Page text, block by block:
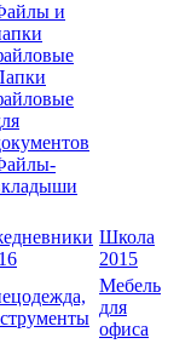
и
Школа
2015
Мебель
для
офиса